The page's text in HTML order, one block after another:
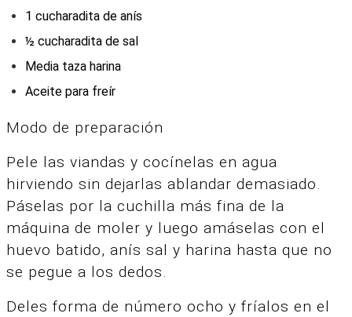
1 cucharadita de anís
½ cucharadita de sal
Media taza harina
Aceite para freír
Modo de preparación
Pele las viandas y cocínelas en agua
hirviendo sin dejarlas ablandar demasiado.
Páselas por la cuchilla más fina de la
máquina de moler y luego amáselas con el
huevo batido, anís sal y harina hasta que no
se pegue a los dedos.
Deles forma de número ocho y fríalos en el